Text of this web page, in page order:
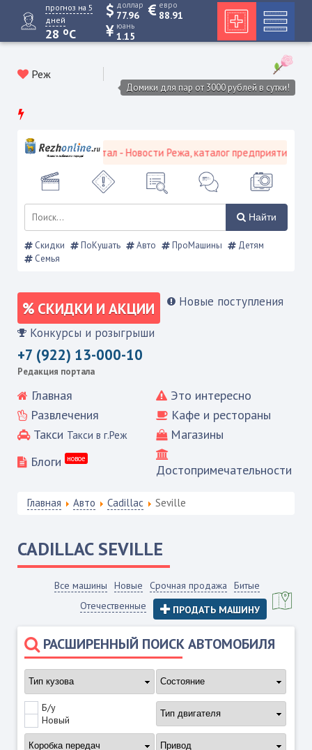
прогноз на 5
дней
28 oC
доллар
77.96
евро
88.91
юань
1.15
Реж
Домики для пар от 3000 рублей в сутки!
городской портал - Новости Режа, каталог предприятий,
Найти
Скидки ПоКушать Авто ПроМашины
Детям
Семья
СКИДКИ И АКЦИИ Новые поступления
Конкурсы и розыгрыши
+7 (922) 13-000-10
Редакция портала
Главная
Это интересно
Развлечения
Кафе и рестораны
Такси Такси в г.Реж
Магазины
Блоги
новое
Достопримечательности
Главная Авто Cadillac Seville
CADILLACSEVILLE
Все машины Новые Срочная продажа
Битые
Отечественные
ПРОДАТЬ МАШИНУ
РАСШИРЕННЫЙ ПОИСК АВТОМОБИЛЯ
Б/у
Новый